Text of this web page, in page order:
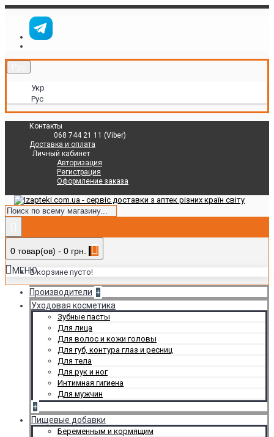
Укр
Рус
Контакты
068 744 21 11 (Viber)
Доставка и оплата
Личный кабинет
Авторизация
Регистрация
Оформление заказа
0 товар(ов) - 0 грн.
В корзине пусто!
МЕНЮ
Производители +
Уходовая косметика
Зубные пасты
Для лица
Для волос и кожи головы
Для губ, контура глаз и ресниц
Для тела
Для рук и ног
Интимная гигиена
Для мужчин
+
Пищевые добавки
Беременным и кормящим